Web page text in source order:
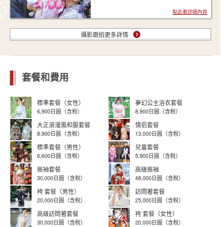
點此看詳細內容
攝影跟拍更多詳情
套餐和費用
標準套餐（女性）
6,900日圓（含稅）
夢幻公主浴衣套餐
8,900日圓（含稅）
大正浪漫風和服套餐
8,900日圓（含稅）
情侣套餐
13,000日圓（含稅）
標準套餐（男性）
6,600日圓（含稅）
兒童套餐
5,900日圓（含稅）
振袖套餐
30,000日圓（含稅）
高級振袖
48,000日圓（含稅）
袴 套餐（男性）
20,000日圓（含稅）
訪問著套餐
25,000日圓（含稅）
高級訪問著套餐
30,000日圓（含稅）
袴 套餐（女性）
20,000日圓（含稅）